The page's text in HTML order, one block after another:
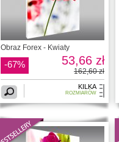
Obraz Forex - Kwiaty
-67% 53,66 zł
162,60 zł
KILKA
ROZMIARÓW